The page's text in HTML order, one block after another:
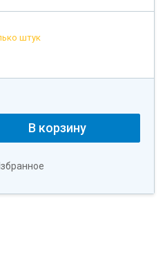
штук
В корзину